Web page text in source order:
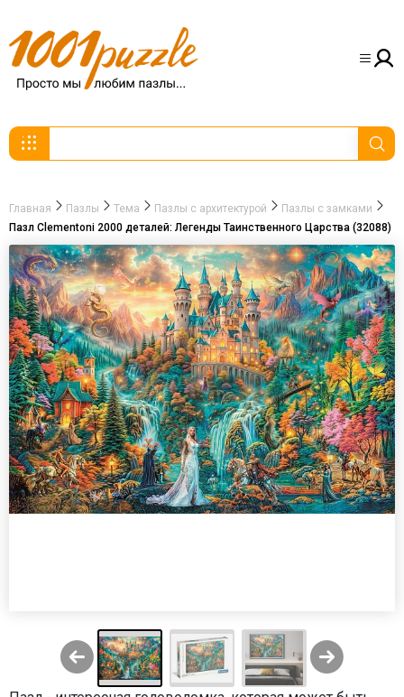
Главная Пазлы Тема Пазлы с архитектурой
Пазлы с замками
Пазл Clementoni 2000 деталей: Легенды Таинственного Царства (32088)